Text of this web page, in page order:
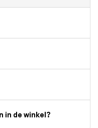
in de winkel?